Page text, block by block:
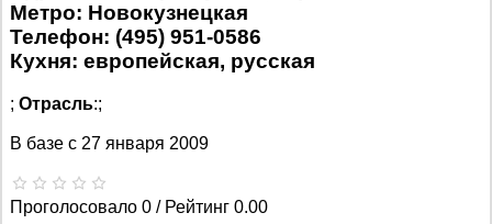
Метро: Новокузнецкая
Телефон: (495) 951-0586
Кухня: европейская, русская
; Отрасль:;
В базе с 27 января 2009
Проголосовало 0 / Рейтинг 0.00